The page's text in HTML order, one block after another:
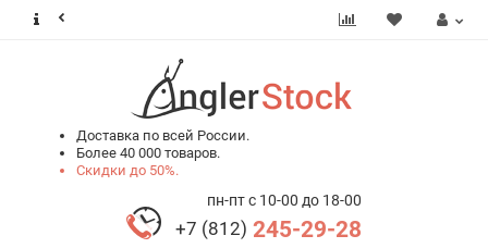
Доставка по всей России.
Более 40 000 товаров.
Скидки до 50%.
пн-пт с 10-00 до 18-00
+7 (812) 245-29-28